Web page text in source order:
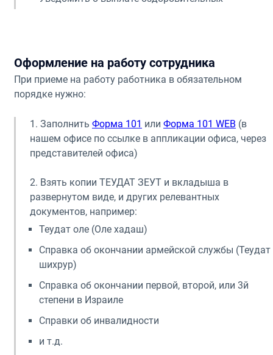
Оформление на работу сотрудника
При приеме на работу работника в обязательном
порядке нужно:
1. Заполнить Форма 101 или Форма 101 WEB (в
нашем офисе по ссылке в аппликации офиса, через
представителей офиса)
2. Взять копии ТЕУДАТ ЗЕУТ и вкладыша в
развернутом виде, и других релевантных
документов, например:
Теудат оле (Оле хадаш)
Справка об окончании армейской службы (Теудат
шихрур)
Справка об окончании первой, второй, или 3й
степени в Израиле
Справки об инвалидности
и т.д.